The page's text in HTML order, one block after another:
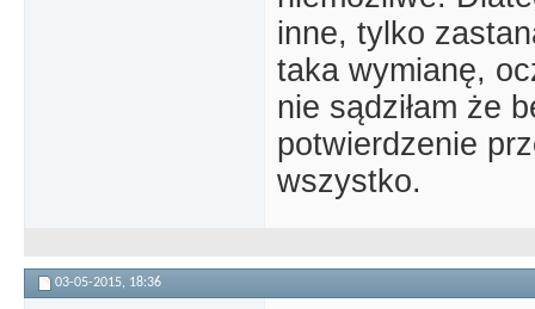
inne, tylko
taka wymianę,
nie sądziłam że
potwierdzenie
wszystko.
03-05-2015, 18:36